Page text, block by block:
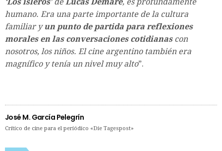
humano. Era una parte importante de la cultura
familiar y un punto de partida para reflexiones
morales en las conversaciones cotidianascon
nosotros, los niños. El cine argentino también era
magnífico y tenía un nivel muy alto”.
José M. García Pelegrín
Crítico de cine para el periódico «Die Tagespost»